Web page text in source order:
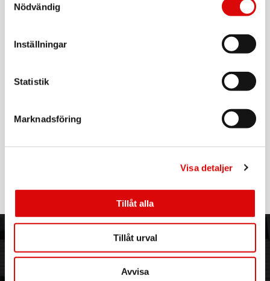
Nödvändig
Inställningar
Statistik
Marknadsföring
Visa detaljer
Tillåt alla
Tillåt urval
Avvisa
- Hastighet: Variabel
- Kretsyta: 5mm
- Dammutsug: Dammpåse
- Basplattans storlek: 125mm
- Mjuk strömbrytare: Ja
- Mjukt handtag: Ja
- Broms: Ja
3PL
KUNDTJÄNST
Allmänna villkor
Vanliga frågor